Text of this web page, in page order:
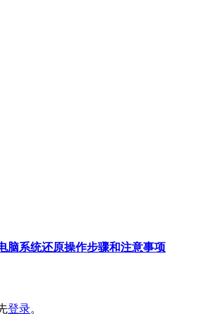
脑系统还原操作步骤和注意事项
登录。